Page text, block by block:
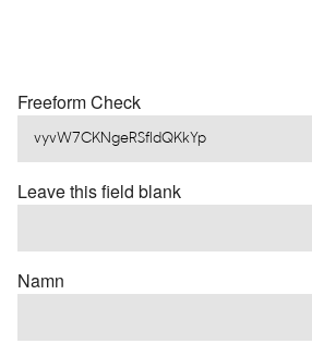
Freeform Check
Leave this field blank
Namn